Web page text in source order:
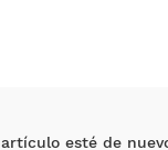
esté de